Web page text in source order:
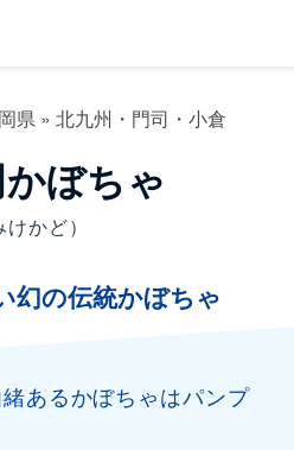
県» 北九州・門司・小倉
ぼちゃ
けかど）
幻の伝統かぼちゃ
あるかぼちゃはパンプ